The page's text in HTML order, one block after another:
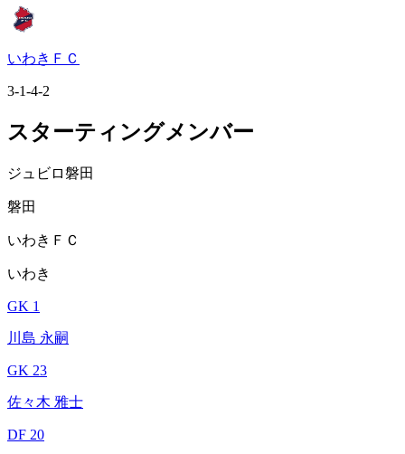
いわきＦＣ
3-1-4-2
スターティングメンバー
ジュビロ磐田
磐田
いわきＦＣ
いわき
GK 1
川島 永嗣
GK 23
佐々木 雅士
DF 20